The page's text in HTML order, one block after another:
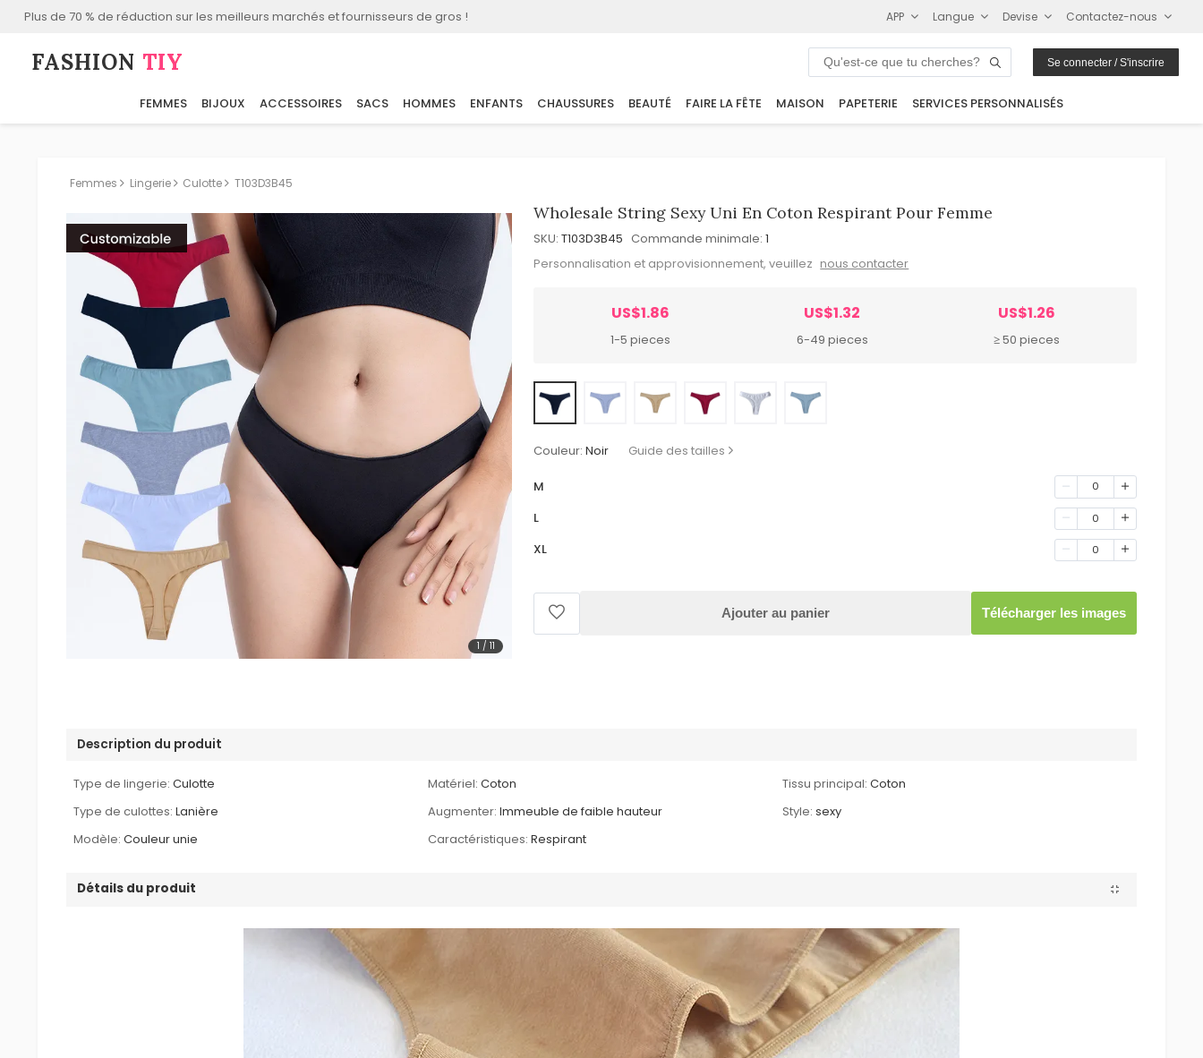
Plus de 70 % de réduction sur les meilleurs marchés et fournisseurs de gros ! APP Langue Devise Contactez-nous
FASHION⁠ TIY Se connecter / S'inscrire
FEMMES BIJOUX ACCESSOIRES SACS HOMMES ENFANTS CHAUSSURES BEAUTÉ FAIRE LA FÊTE MAISON PAPETERIE SERVICES PERSONNALISÉS
Femmes Lingerie Culotte T103D3B45
1 / 11
Wholesale String Sexy Uni En Coton Respirant Pour Femme
SKU: T103D3B45 Commande minimale: 1
Personnalisation et approvisionnement, veuillez nous contacter
US$1.86
1-5 pieces
US$1.32
6-49 pieces
US$1.26
≥ 50 pieces
Couleur: Noir Guide des tailles
M 0
L 0
XL 0
Ajouter au panier Télécharger les images
Description du produit
Type de lingerie: Culotte Matériel: Coton Tissu principal: Coton
Type de culottes: Lanière Augmenter: Immeuble de faible hauteur Style: sexy
Modèle: Couleur unie Caractéristiques: Respirant
Détails du produit